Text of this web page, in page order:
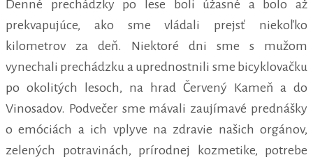
Denné prechádzky po lese boli úžasné a bolo až
prekvapujúce, ako sme vládali prejsť niekoľko
kilometrov za deň. Niektoré dni sme s mužom
vynechali prechádzku a uprednostnili sme bicyklovačku
po okolitých lesoch, na hrad Červený Kameň a do
Vinosadov. Podvečer sme mávali zaujímavé prednášky
o emóciách a ich vplyve na zdravie našich orgánov,
zelených potravinách, prírodnej kozmetike, potrebe